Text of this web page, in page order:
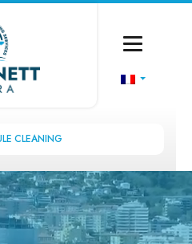
CLEANING